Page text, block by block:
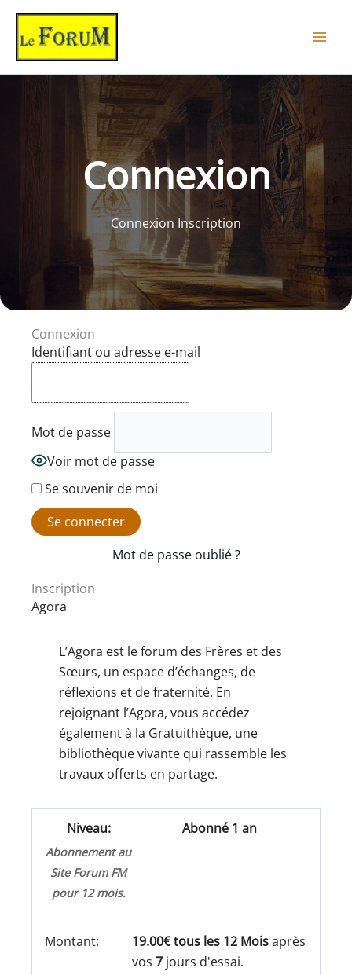
Aller
contenu
Connexion
Connexion Inscription
Connexion
Identifiant ou adresse e-mail
Mot de passe
Voir mot de passe
Se souvenir de moi
Mot de passe oublié ?
Inscription
Agora
L’Agora est le forum des Frères et des
Sœurs, un espace d’échanges, de
réflexions et de fraternité. En
rejoignant l’Agora, vous accédez
également à la Gratuithèque, une
bibliothèque vivante qui rassemble les
travaux offerts en partage.
Abonné 1 an
Abonnement au
Site Forum FM
pour 12 mois.
19.00€ tous les 12 Moisaprès
vos7 jours d'essai.